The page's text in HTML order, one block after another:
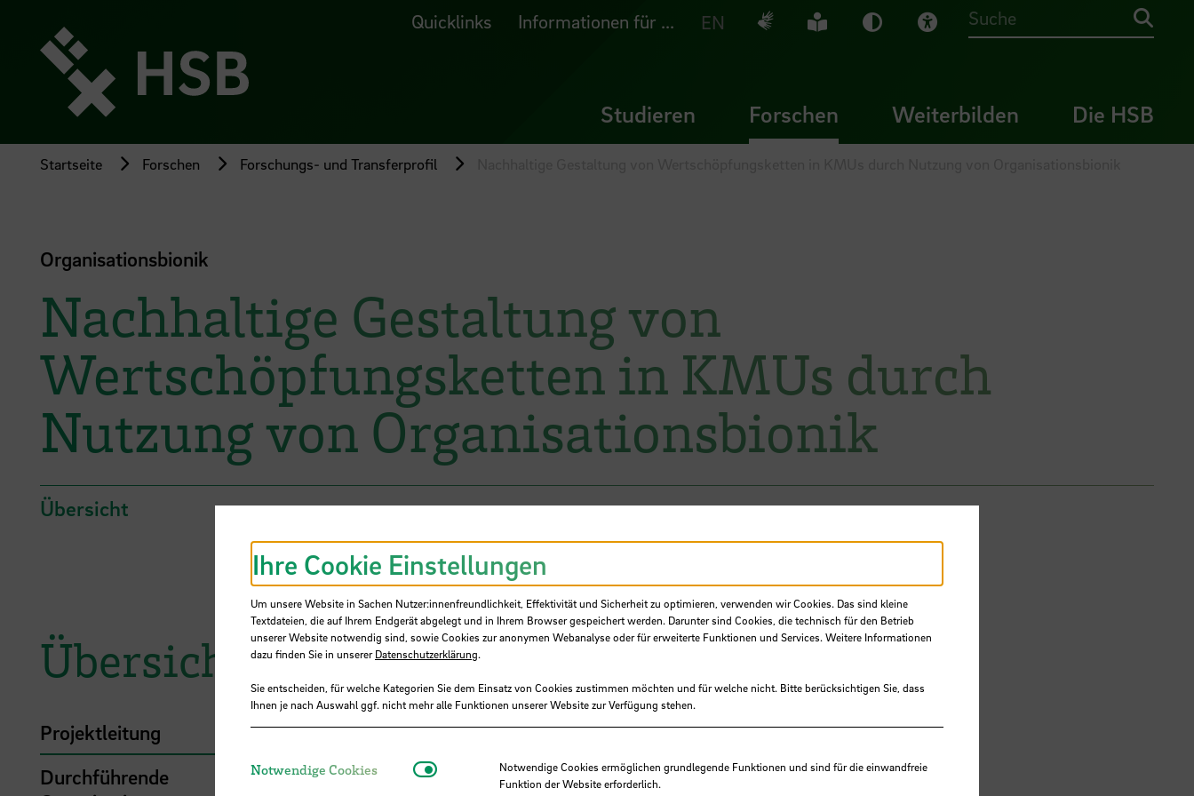
Seiteninhalt
springen
Quicklinks Informationen für ... EN Deutsche Gebärdensprache
Leichte Sprache
Dunkel-Modus
Visuelle Hilfe
Suche
Studieren Forschen Weiterbilden Die HSB
Startseite Forschen Forschungs- und Transferprofil
Organisationsbionik
Nachhaltige Gestaltung von
Wertschöpfungsketten in KMUs durch
Nutzung von Organisationsbionik
Übersicht
Übersicht
Projektleitung
Kesel, Antonia, Prof. Dr.
Durchführende
Hochschule Bremen, Fakultät 5
Ihre Cookie Einstellungen
Um unsere Website in Sachen Nutzer:innenfreundlichkeit, Effektivität und Sicherheit zu optimieren, verwenden wir Cookies. Das sind kleine
Textdateien, die auf Ihrem Endgerät abgelegt und in Ihrem Browser gespeichert werden. Darunter sind Cookies, die technisch für den Betrieb
unserer Website notwendig sind, sowie Cookies zur anonymen Webanalyse oder für erweiterte Funktionen und Services. Weitere Informationen
dazu finden Sie in unsererDatenschutzerklärung.
Sie entscheiden, für welche Kategorien Sie dem Einsatz von Cookies zustimmen möchten und für welche nicht. Bitte berücksichtigen Sie, dass
Ihnen je nach Auswahl ggf. nicht mehr alle Funktionen unserer Website zur Verfügung stehen.
Notwendige Cookies Notwendige CookiesNotwendige Cookies ermöglichen grundlegende Funktionen und sind für die einwandfreie
Funktion der Website erforderlich.